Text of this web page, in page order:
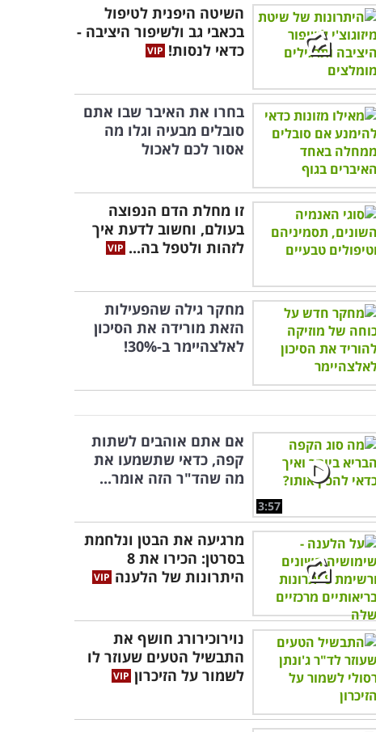
השיטה היפנית לטיפול
בכאבי גב ולשיפור היציבה -
כדאי לנסות!
בחרו את האיבר שבו אתם
סובלים מבעיה וגלו מה
אסור לכם לאכול
זו מחלת הדם הנפוצה
בעולם, וחשוב לדעת איך
לזהות ולטפל בה...
מחקר גילה שהפעילות
הזאת מורידה את הסיכון
לאלצהיימר ב-30%!
3:57
אם אתם אוהבים לשתות
קפה, כדאי שתשמעו את
מה שהד"ר הזה אומר...
מרגיעה את הבטן ונלחמת
בסרטן: הכירו את 8
היתרונות של הלענה
נוירוכירורג חושף את
התבשיל הטעים שעוזר לו
לשמור על הזיכרון